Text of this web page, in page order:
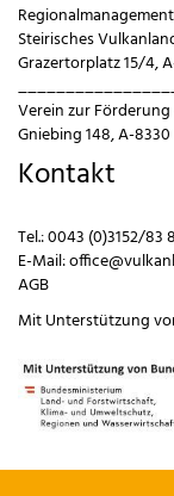
Steirisches
Grazertorplatz 15/4,
Verein zur
Gniebing 148, A-
Kontakt
Tel.:0043 (0)3152/83
E-Mail:
AGB
Mit Unterstützung